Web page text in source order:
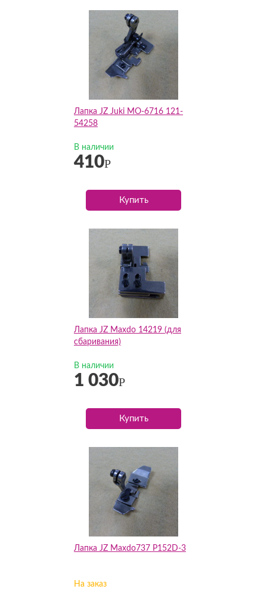
Лапка JZ Juki MO-6716 121-
54258
В наличии
410Р
Купить
Лапка JZ Maxdo 14219 (для
сбаривания)
В наличии
1 030Р
Купить
Лапка JZ Maxdo737 P152D-3
На заказ